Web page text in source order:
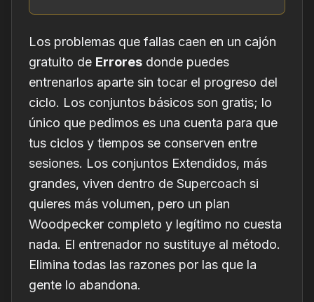
Los problemas que fallas caen en un cajón
gratuito de Errores donde puedes
entrenarlos aparte sin tocar el progreso del
ciclo. Los conjuntos básicos son gratis; lo
único que pedimos es una cuenta para que
tus ciclos y tiempos se conserven entre
sesiones. Los conjuntos Extendidos, más
grandes, viven dentro de Supercoach si
quieres más volumen, pero un plan
Woodpecker completo y legítimo no cuesta
nada. El entrenador no sustituye al método.
Elimina todas las razones por las que la
gente lo abandona.